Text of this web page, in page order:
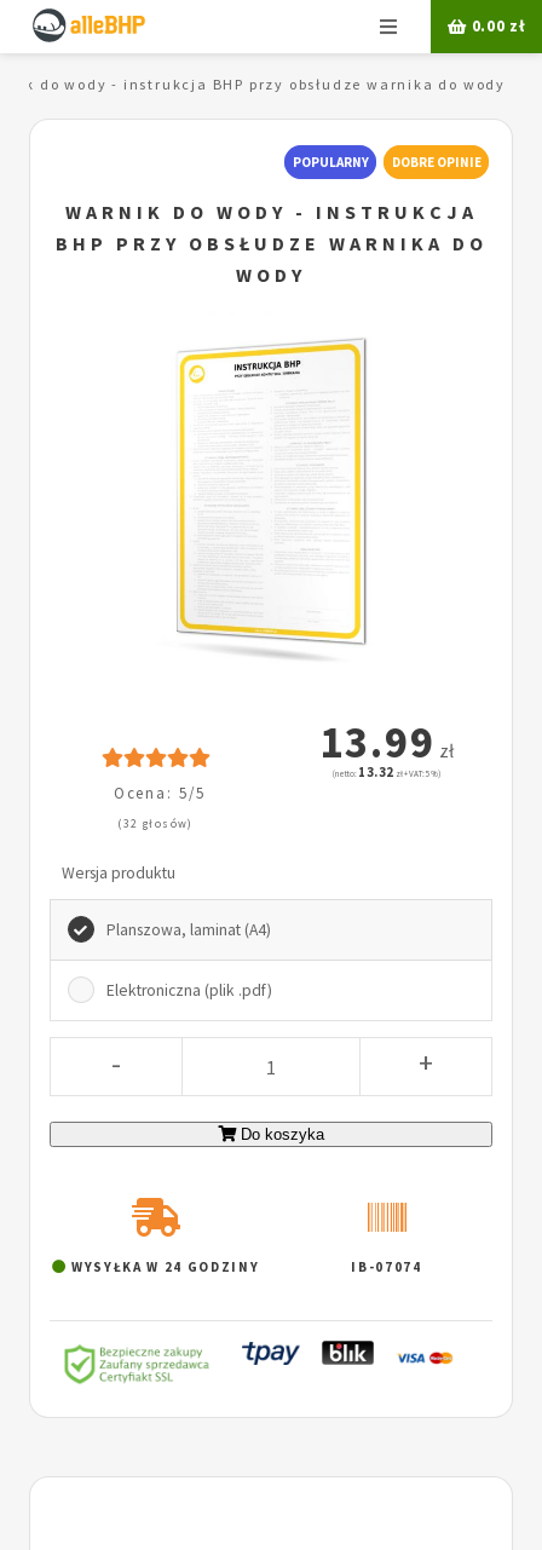
Menu 0.00 zł
do wody - instrukcja BHP przy obsłudze warnika do wody
POPULARNY DOBRE OPINIE
WARNIK DO WODY - INSTRUKCJA
BHP PRZY OBSŁUDZE WARNIKA DO
WODY
Ocena: 5/5
(32 głosów)
13.99 zł
(netto: 13.32 zł + VAT: 5%)
Wersja produktu
Planszowa, laminat (A4)
Elektroniczna (plik .pdf)
- +
Do koszyka
WYSYŁKA W 24 GODZINY IB-07074